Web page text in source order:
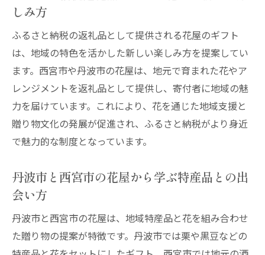
西宮市の花屋が選ぶ地域色あふれる贈り物
体験
花屋選びで西宮市ふるさと納税をより深く
楽しむ
地域特産と花屋の選び方で返礼品を満喫
花屋で体験する地域特産と返礼品の魅力的
な選び方
ふるさと納税に花屋の視点をプラスした返
礼品選び
の活かし方
花屋を活用して地域色豊かな返礼品を楽し
しみ方
ふるさと納税の返礼品として提供される花屋のギフト
は、地域の特色を活かした新しい楽しみ方を提案してい
ます。西宮市や丹波市の花屋は、地元で育まれた花やア
レンジメントを返礼品として提供し、寄付者に地域の魅
力を届けています。これにより、花を通じた地域支援と
贈り物文化の発展が促進され、ふるさと納税がより身近
で魅力的な制度となっています。
丹波市と西宮市の花屋から学ぶ特産品との出
会い方
丹波市と西宮市の花屋は、地域特産品と花を組み合わせ
た贈り物の提案が特徴です。丹波市では栗や黒豆などの